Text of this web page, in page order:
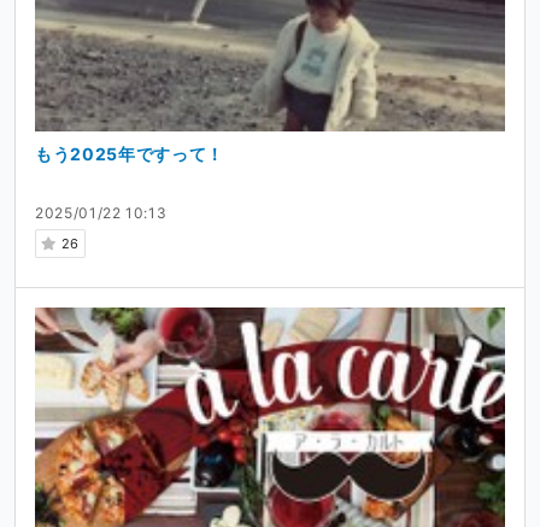
2025/01/22 10:13
26
もう2025年ですって！